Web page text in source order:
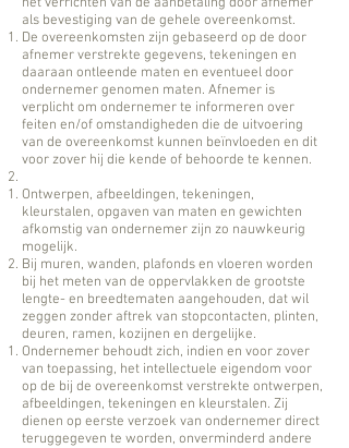
als bevestiging van de gehele overeenkomst.
De overeenkomsten zijn gebaseerd op de door
afnemer verstrekte gegevens, tekeningen en
daaraan ontleende maten en eventueel door
ondernemer genomen maten. Afnemer is
verplicht om ondernemer te informeren over
feiten en/of omstandigheden die de uitvoering
van de overeenkomst kunnen beïnvloeden en dit
voor zover hij die kende of behoorde te kennen.
Ontwerpen, afbeeldingen, tekeningen,
kleurstalen, opgaven van maten en gewichten
afkomstig van ondernemer zijn zo nauwkeurig
mogelijk.
Bij muren, wanden, plafonds en vloeren worden
bij het meten van de oppervlakken de grootste
lengte- en breedtematen aangehouden, dat wil
zeggen zonder aftrek van stopcontacten, plinten,
deuren, ramen, kozijnen en dergelijke.
Ondernemer behoudt zich, indien en voor zover
van toepassing, het intellectuele eigendom voor
op de bij de overeenkomst verstrekte ontwerpen,
afbeeldingen, tekeningen en kleurstalen. Zij
dienen op eerste verzoek van ondernemer direct
teruggegeven te worden, onverminderd andere